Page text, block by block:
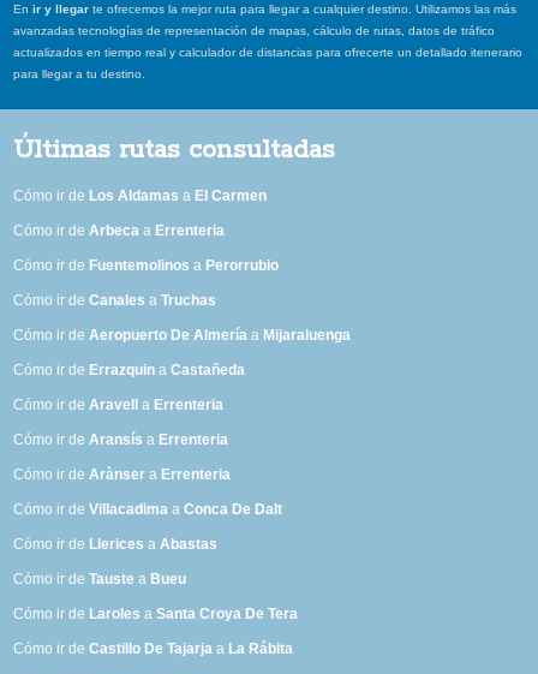
Enir y llegar te ofrecemos la mejor ruta para llegar a cualquier destino. Utilizamos las más
avanzadas tecnologías de representación de mapas, cálculo de rutas, datos de tráfico
actualizados en tiempo real y calculador de distancias para ofrecerte un detallado itenerario
para llegar a tu destino.
Últimas rutas consultadas
Cómo ir de Los Aldamas a El Carmen
Cómo ir deArbeca a Errenteria
Cómo ir de Fuentemolinos a Perorrubio
Cómo ir deCanales aTruchas
Cómo ir deAeropuerto De Almería a Mijaraluenga
Cómo ir de Errazquin aCastañeda
Cómo ir deAravell a Errenteria
Cómo ir deAransís a Errenteria
Cómo ir deArànser a Errenteria
Cómo ir deVillacadima aConca De Dalt
Cómo ir de Llerices aAbastas
Cómo ir deTauste a Bueu
Cómo ir de Laroles aSanta Croya De Tera
Cómo ir deCastillo De Tajarja a La Rábita